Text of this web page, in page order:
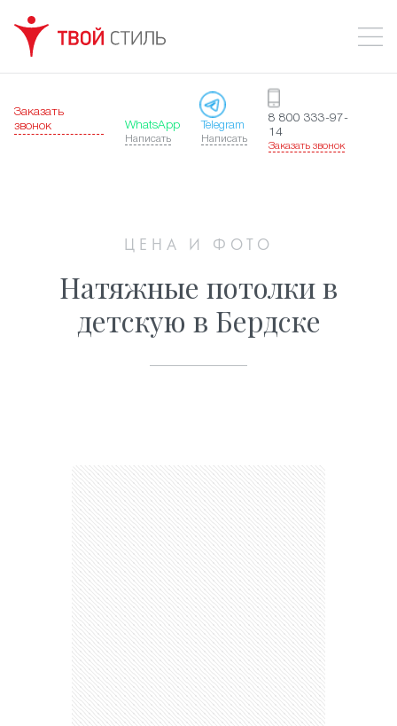
Заказать
звонок
WhatsApp
Написать
Telegram
Написать
8 800 333-97-
14
Заказать звонок
ЦЕНА И ФОТО
Натяжные потолки в
детскую в Бердске